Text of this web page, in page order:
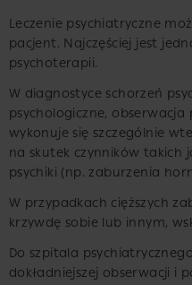
Leczenie psychiatryczne
pacjent. Najczęściej jest
psychoterapii.
W diagnostyce schorzeń
psychologiczne,
wykonuje się szczególnie
na skutek czynników takich
psychiki (np. zaburzenia
W przypadkach cięższych
krzywdę sobie lub innym,
Do szpitala
dokładniejszej obserwacji i